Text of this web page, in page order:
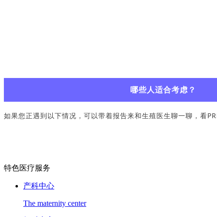
哪些人适合考虑？
如果您正遇到以下情况，可以带着报告来和生殖医生聊一聊，看
特色医疗服务
产科中心
The maternity center